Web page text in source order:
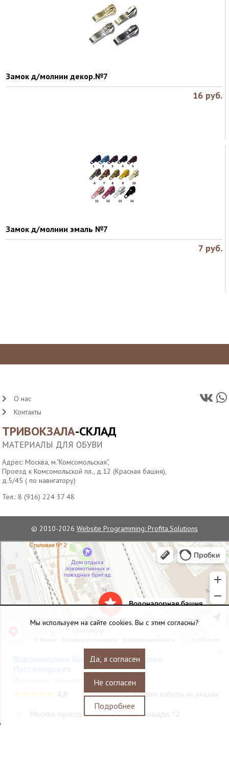
Замок д/молнии декор.№7
16 руб.
Замок д/молнии эмаль №7
7 руб.
ТРИВОКЗАЛА-СКЛАД
МАТЕРИАЛЫ ДЛЯ ОБУВИ
Адрес: Москва, м."Комсомольская",
Проезд к Комсомольской пл., д.12 (Красная башня),
д.5/45 ( по навигатору)
Тел.: 8 (916) 224 37 48
О нас
Контакты
© 2010-2026 Website Programming: Profita.Solutions
Водонапорная башня станции Москва-Пассажирская
Достопримечательность в Москве
Мы используем на сайте cookies. Вы с этим согласны?
Да, я согласен
Не согласен
Подробнее